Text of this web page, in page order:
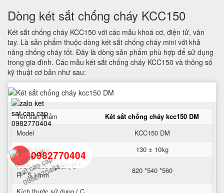
Dòng két sắt chống cháy KCC150
Két sắt chống cháy KCC150 với các mẫu khoá cơ, điện tử, vân
tay. Là sản phẩm thuộc dòng két sắt chống cháy mini với khả
năng chống cháy tốt. Đây là dòng sản phẩm phù hợp để sử dụng
trong gia đình. Các mẫu két sắt chống cháy KCC150 và thông số
kỹ thuật cơ bản như sau:
Tên sản phẩm
Két sắt chống cháy kcc150 DM
Model
KCC150 DM
Trọng lượng
130 ± 10kg
Kích thước ngoài ( C *
R * S ) mm
820 *540 *560
0982770404
back